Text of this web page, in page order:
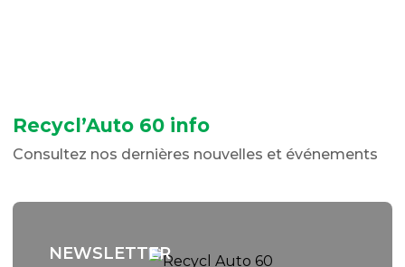
Recycl’Auto 60 info
Consultez nos dernières nouvelles et événements
NEWSLETTER